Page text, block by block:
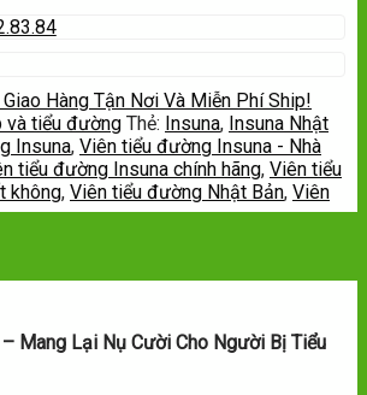
Giao Hàng Tận Nơi Và Miễn Phí Ship!
và tiểu đường Thẻ: Insuna, Insuna Nhật
Insuna, Viên tiểu đường Insuna - Nhà
tiểu đường Insuna chính hãng, Viên tiểu
không, Viên tiểu đường Nhật Bản, Viên
Mang Lại Nụ Cười Cho Người Bị Tiểu